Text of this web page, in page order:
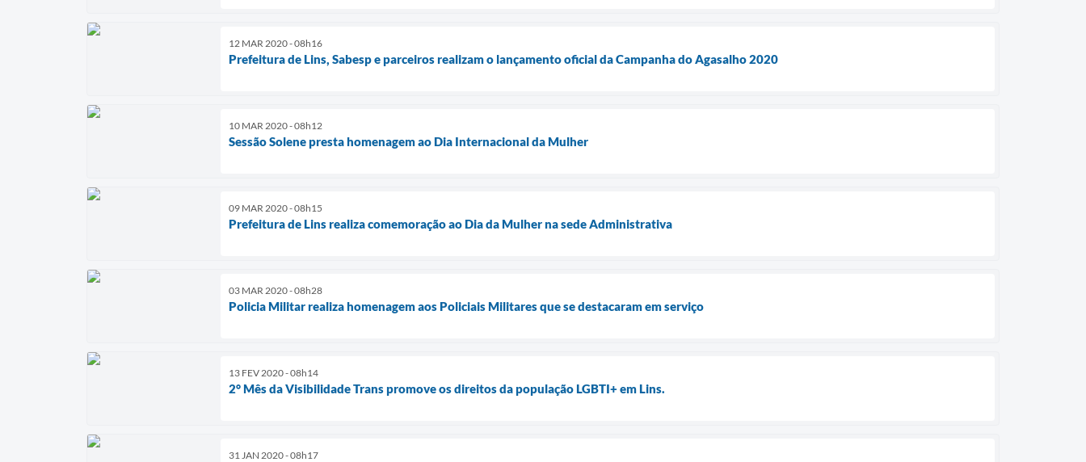
12 MAR 2020 - 08h16
Prefeitura de Lins, Sabesp e parceiros realizam o lançamento oficial da Campanha do Agasalho 2020
10 MAR 2020 - 08h12
Sessão Solene presta homenagem ao Dia Internacional da Mulher
09 MAR 2020 - 08h15
Prefeitura de Lins realiza comemoração ao Dia da Mulher na sede Administrativa
03 MAR 2020 - 08h28
Policia Militar realiza homenagem aos Policiais Militares que se destacaram em serviço
13 FEV 2020 - 08h14
2° Mês da Visibilidade Trans promove os direitos da população LGBTI+ em Lins.
31 JAN 2020 - 08h17